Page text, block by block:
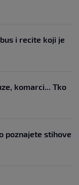
i recite koji je
komarci... Tko
poznajete stihove